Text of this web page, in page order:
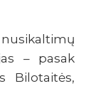
– pasak
Bilotaitės,